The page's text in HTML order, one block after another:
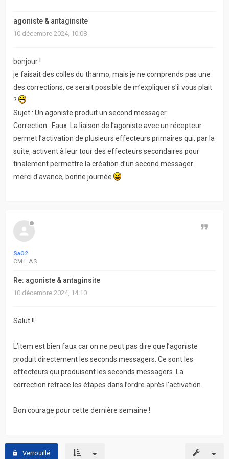
RACCOURCIS
avancée
FAQ
L’équipe
agoniste & antaginsite
10 décembre 2024, 10:08
bonjour !
je faisait des colles du tharmo, mais je ne comprends pas une
des corrections, ce serait possible de m’expliquer s'il vous plait
?
Sujet : Un agoniste produit un second messager
Correction : Faux. La liaison de l’agoniste avec un récepteur
permet l’activation de plusieurs effecteurs primaires qui, par la
suite, activent à leur tour des effecteurs secondaires pour
finalement permettre la création d’un second messager.
merci d'avance, bonne journée
SaO2
CM L.AS
Re: agoniste & antaginsite
Citer
10 décembre 2024, 14:10
Salut !!
L’item est bien faux car on ne peut pas dire que l’agoniste
produit directement les seconds messagers. Ce sont les
effecteurs qui produisent les seconds messagers. La
correction retrace les étapes dans l’ordre après l’activation.
Bon courage pour cette dernière semaine !
Verrouillé